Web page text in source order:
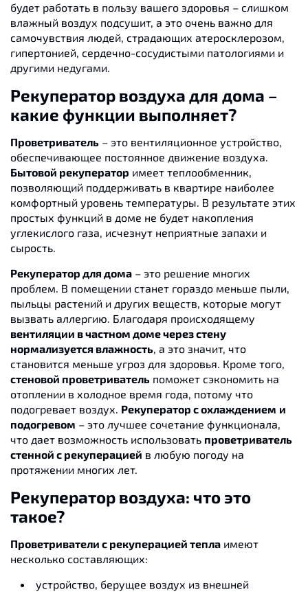
будет работать в пользу вашего здоровья – слишком
влажный воздух подсушит, а это очень важно для
самочувствия людей, страдающих атеросклерозом,
гипертонией, сердечно-сосудистыми патологиями и
другими недугами.
Рекуператор воздуха для дома –
какие функции выполняет?
Проветриватель – это вентиляционное устройство,
обеспечивающее постоянное движение воздуха.
Бытовой рекуператор имеет теплообменник,
позволяющий поддерживать в квартире наиболее
комфортный уровень температуры. В результате этих
простых функций в доме не будет накопления
углекислого газа, исчезнут неприятные запахи и
сырость.
Рекуператор для дома – это решение многих
проблем. В помещении станет гораздо меньше пыли,
пыльцы растений и других веществ, которые могут
вызвать аллергию. Благодаря происходящему
вентиляции в частном доме через стену
нормализуется влажность, а это значит, что
становится меньше угроз для здоровья. Кроме того,
стеновой проветриватель поможет сэкономить на
отоплении в холодное время года, потому что
подогревает воздух. Рекуператор с охлаждением и
подогревом – это лучшее сочетание функционала,
что дает возможность использовать проветриватель
стенной с рекуперацией в любую погоду на
протяжении многих лет.
Рекуператор воздуха: что это
такое?
Проветриватели с рекуперацией тепла имеют
несколько составляющих:
устройство, берущее воздух из внешней